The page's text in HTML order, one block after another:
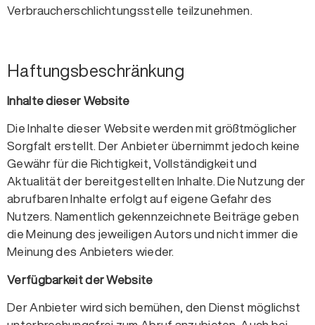
Verbraucherschlichtungsstelle teilzunehmen.
Haftungsbeschränkung
Inhalte dieser Website
Die Inhalte dieser Website werden mit größtmöglicher
Sorgfalt erstellt. Der Anbieter übernimmt jedoch keine
Gewähr für die Richtigkeit, Vollständigkeit und
Aktualität der bereitgestellten Inhalte. Die Nutzung der
abrufbaren Inhalte erfolgt auf eigene Gefahr des
Nutzers. Namentlich gekennzeichnete Beiträge geben
die Meinung des jeweiligen Autors und nicht immer die
Meinung des Anbieters wieder.
Verfügbarkeit der Website
Der Anbieter wird sich bemühen, den Dienst möglichst